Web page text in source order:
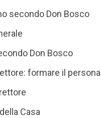
secondo Don Bosco
Don Bosco
formare il
Casa